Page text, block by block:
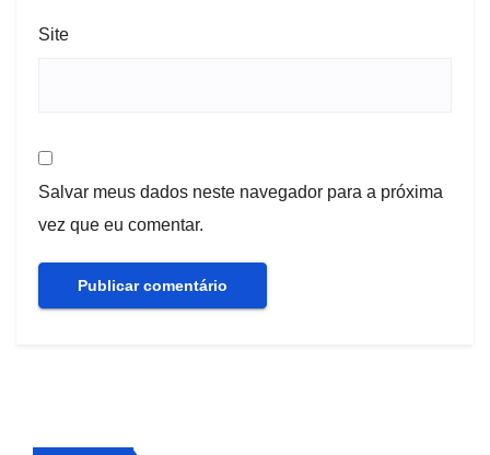
Site
Salvar meus dados neste navegador para a próxima
vez que eu comentar.